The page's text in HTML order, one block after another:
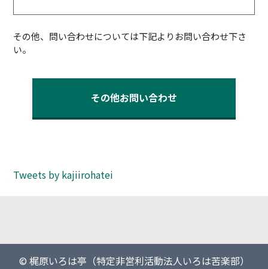
その他、問い合わせについては下記よりお問い合わせ下さ
い。
その他お問い合わせ
Tweets by kajiirohatei
© 梶原いろは亭（特定非営利活動法人いろは苦楽部）